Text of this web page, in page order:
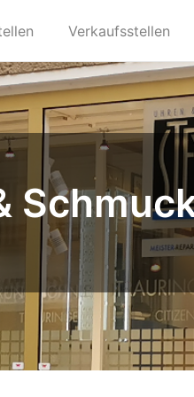
Verkaufsstellen